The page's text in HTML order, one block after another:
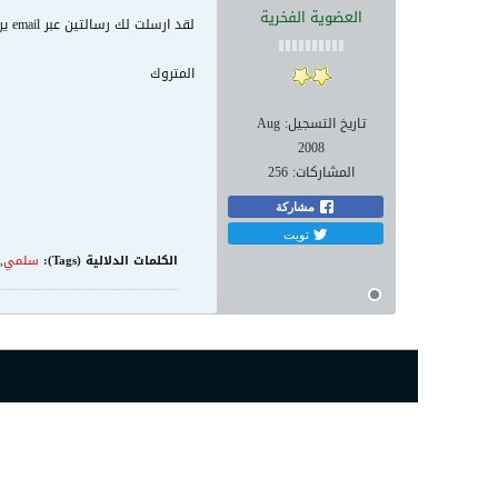
العضوية الفخرية
تاريخ التسجيل: Aug
2008
المشاركات: 256
مشاركة
تويت
لقد ارسلت لك رسالتين عبر email يرجى المشاركة حيث ان الاخوة ابو سعد وابو فهد بالانتظار لاي مشورة او محاوره
المتروك
الكلمات الدلالية (Tags): سلمي